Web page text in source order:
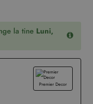
Premier Decor
la tine Luni,